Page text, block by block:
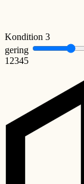
Kondition 3
gering
1 2345